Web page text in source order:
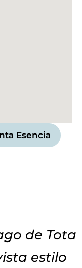
Esencia
de Tota
estilo